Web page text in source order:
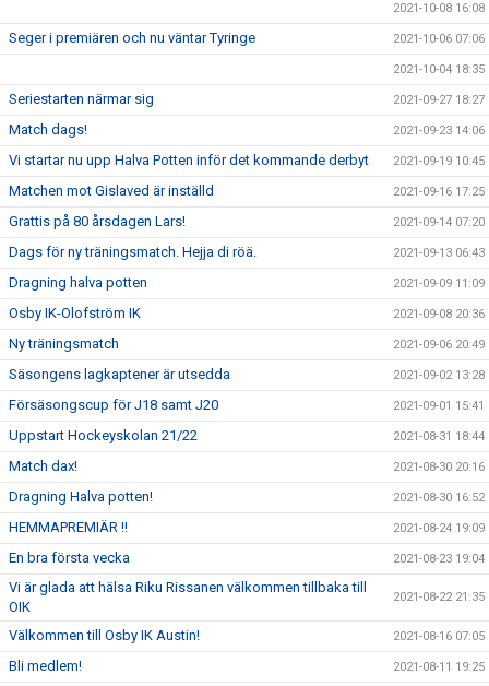
2021-10-08 16:08
Seger i premiären och nu väntar Tyringe 2021-10-06 07:06
2021-10-04 18:35
Seriestarten närmar sig 2021-09-27 18:27
Match dags! 2021-09-23 14:06
Vi startar nu upp Halva Potten inför det kommande derbyt 2021-09-19 10:45
Matchen mot Gislaved är inställd 2021-09-16 17:25
Grattis på 80 årsdagen Lars! 2021-09-14 07:20
Dags för ny träningsmatch. Hejja di röä. 2021-09-13 06:43
Dragning halva potten 2021-09-09 11:09
Osby IK-Olofström IK 2021-09-08 20:36
Ny träningsmatch 2021-09-06 20:49
Säsongens lagkaptener är utsedda 2021-09-02 13:28
Försäsongscup för J18 samt J20 2021-09-01 15:41
Uppstart Hockeyskolan 21/22 2021-08-31 18:44
Match dax! 2021-08-30 20:16
Dragning Halva potten! 2021-08-30 16:52
HEMMAPREMIÄR !! 2021-08-24 19:09
En bra första vecka 2021-08-23 19:04
Vi är glada att hälsa Riku Rissanen välkommen tillbaka till
OIK
2021-08-22 21:35
Välkommen till Osby IK Austin! 2021-08-16 07:05
Bli medlem! 2021-08-11 19:25